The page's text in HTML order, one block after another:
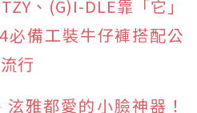
、(G)I-DLE靠「它」
必備工裝牛仔褲搭配公
行
雅都愛的小臉神器！